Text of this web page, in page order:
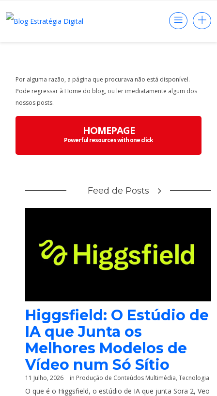
Por alguma razão, a página que procurava não está disponível.
Pode regressar à Home do blog, ou ler imediatamente algum dos
nossos posts.
HOMEPAGE
Powerful resources with one click
Feed de Posts
Higgsfield: O Estúdio de
IA que Junta os
Melhores Modelos de
Vídeo num Só Sítio
11 Julho, 2026 in Produção de Conteúdos Multimédia, Tecnologia
O que é o Higgsfield, o estúdio de IA que junta Sora 2, Veo